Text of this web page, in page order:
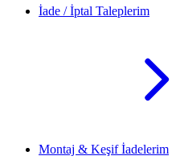
İade / İptal Taleplerim
Montaj & Keşif İadelerim